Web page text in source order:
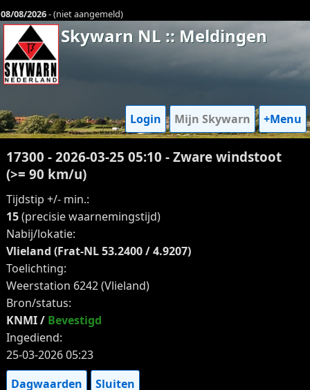
08/08/2026- (niet aangemeld)
Skywarn NL :: Meldingen
Login Mijn Skywarn +Menu
17300 - 2026-03-25 05:10 - Zware windstoot
(>= 90 km/u)
Tijdstip +/- min.:
15(precisie waarnemingstijd)
Nabij/lokatie:
Vlieland (Frat-NL 53.2400 / 4.9207)
Toelichting:
Weerstation 6242 (Vlieland)
Bron/status:
KNMI / Bevestigd
Ingediend:
25-03-2026 05:23
Dagwaarden
Sluiten